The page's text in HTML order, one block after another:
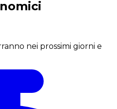
nei prossimi giorni e